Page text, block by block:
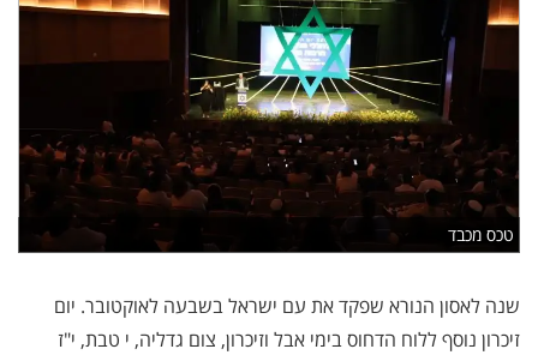
טכס מכבד
שנה לאסון הנורא שפקד את עם ישראל בשבעה לאוקטובר. יום
זיכרון נוסף ללוח הדחוס בימי אבל וזיכרון, צום גדליה, י טבת, י"ז